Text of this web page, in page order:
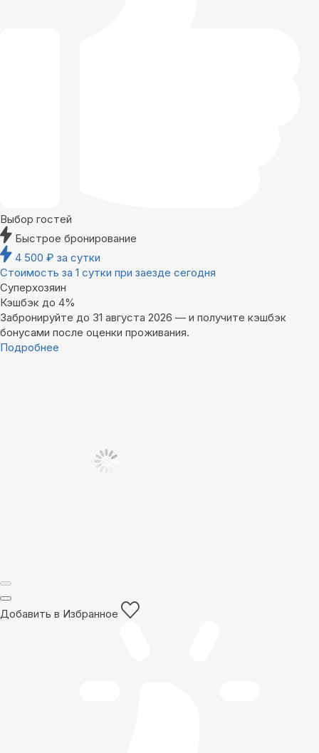
Выбор гостей
Быстрое бронирование
4 500 ₽ за сутки
Стоимость за 1 сутки при заезде сегодня
Суперхозяин
Кэшбэк до 4%
Забронируйте до 31 августа 2026 — и получите кэшбэк
бонусами после оценки проживания.
Подробнее
Добавить в Избранное